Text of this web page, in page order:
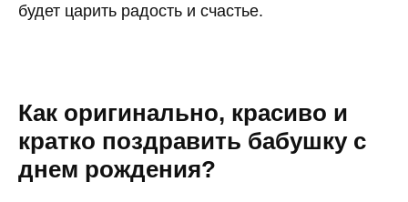
будет царить радость и счастье.
Как оригинально, красиво и
кратко поздравить бабушку с
днем рождения?